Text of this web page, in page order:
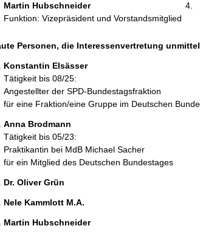
Martin Hubschneider
Funktion: Vizepräsident und Vorstandsmitglied
Personen, die Interessenvertretung
Konstantin Elsässer
Tätigkeit bis 08/25:
Angestellter der SPD-Bundestagsfraktion
für eine Fraktion/eine Gruppe im Deutschen
Anna Brodmann
Tätigkeit bis 05/23:
Praktikantin bei MdB Michael Sacher
für ein Mitglied des Deutschen Bundestages
Dr. Oliver Grün
Nele Kammlott M.A.
Martin Hubschneider